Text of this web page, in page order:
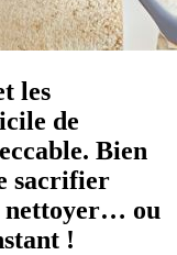
les
de
Bien
sacrifier
nettoyer… ou
!